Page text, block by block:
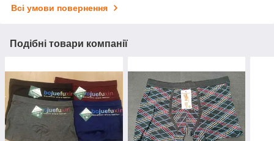
Всі умови повернення
Подібні товари компанії